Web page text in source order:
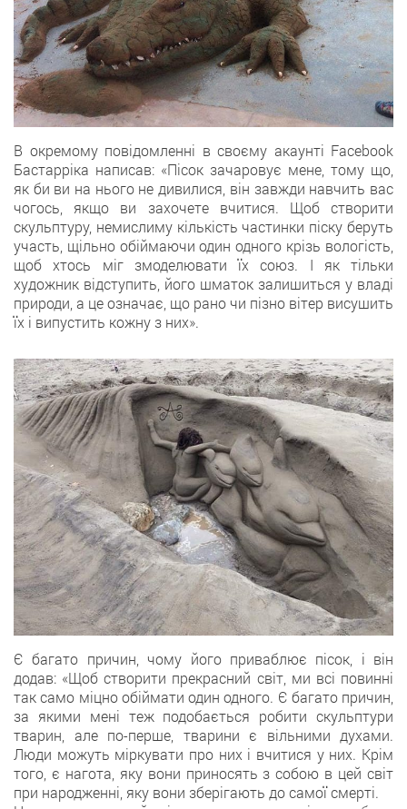
В окремому повідомленні в своєму акаунті Facebook
Бастарріка написав: «Пісок зачаровує мене, тому що,
як би ви на нього не дивилися, він завжди навчить вас
чогось, якщо ви захочете вчитися. Щоб створити
скульптуру, немислиму кількість частинки піску беруть
участь, щільно обіймаючи один одного крізь вологість,
щоб хтось міг змоделювати їх союз. І як тільки
художник відступить, його шматок залишиться у владі
природи, а це означає, що рано чи пізно вітер висушить
їх і випустить кожну з них».
Є багато причин, чому його приваблює пісок, і він
додав: «Щоб створити прекрасний світ, ми всі повинні
так само міцно обіймати один одного. Є багато причин,
за якими мені теж подобається робити скульптури
тварин, але по-перше, тварини є вільними духами.
Люди можуть міркувати про них і вчитися у них. Крім
того, є нагота, яку вони приносять з собою в цей світ
при народженні, яку вони зберігають до самої смерті.